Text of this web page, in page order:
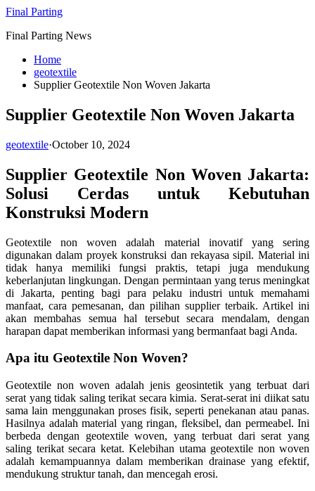
Skip
content
Final Parting
Final Parting News
Home
geotextile
Supplier Geotextile Non Woven Jakarta
Supplier Geotextile Non Woven Jakarta
geotextile·October 10, 2024
Supplier Geotextile Non Woven Jakarta:
Solusi Cerdas untuk Kebutuhan
Konstruksi Modern
Geotextile non woven adalah material inovatif yang sering
digunakan dalam proyek konstruksi dan rekayasa sipil. Material ini
tidak hanya memiliki fungsi praktis, tetapi juga mendukung
keberlanjutan lingkungan. Dengan permintaan yang terus meningkat
di Jakarta, penting bagi para pelaku industri untuk memahami
manfaat, cara pemesanan, dan pilihan supplier terbaik. Artikel ini
akan membahas semua hal tersebut secara mendalam, dengan
harapan dapat memberikan informasi yang bermanfaat bagi Anda.
Apa itu Geotextile Non Woven?
Geotextile non woven adalah jenis geosintetik yang terbuat dari
serat yang tidak saling terikat secara kimia. Serat-serat ini diikat satu
sama lain menggunakan proses fisik, seperti penekanan atau panas.
Hasilnya adalah material yang ringan, fleksibel, dan permeabel. Ini
berbeda dengan geotextile woven, yang terbuat dari serat yang
saling terikat secara ketat. Kelebihan utama geotextile non woven
adalah kemampuannya dalam memberikan drainase yang efektif,
mendukung struktur tanah, dan mencegah erosi.